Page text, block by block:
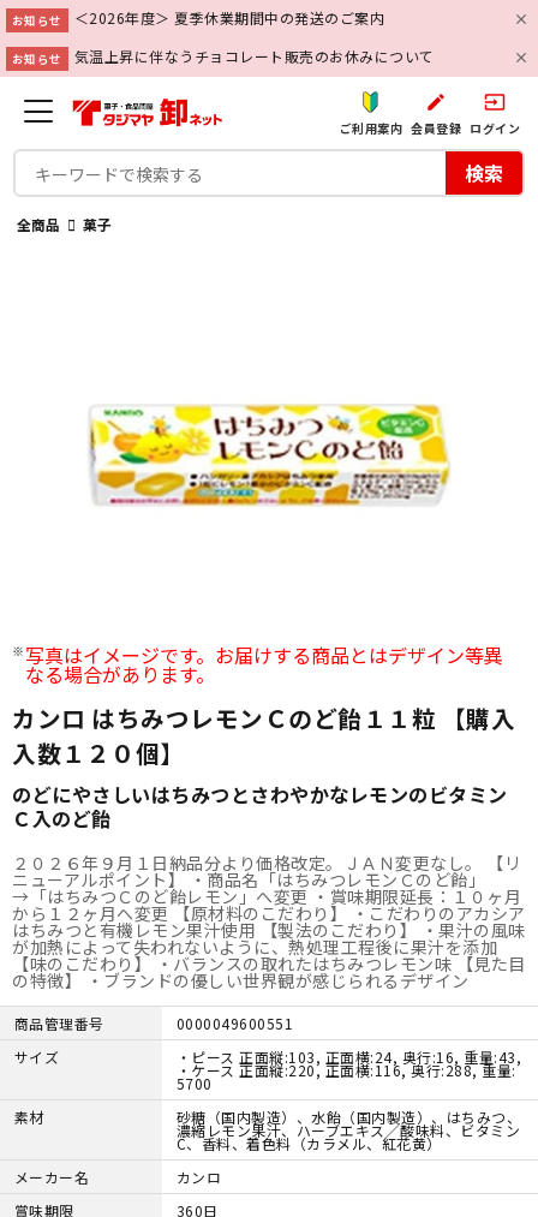
お知らせ ＜2026年度＞ 夏季休業期間中の発送のご案内
お知らせ 気温上昇に伴なうチョコレート販売のお休みについて
ご利用案内
create
会員登録
input
ログイン
検索
全商品 菓子
写真はイメージです。お届けする商品とはデザイン等異
なる場合があります。
カンロ はちみつレモンＣのど飴１１粒 【購入
入数１２０個】
のどにやさしいはちみつとさわやかなレモンのビタミン
Ｃ入のど飴
２０２６年９月１日納品分より価格改定。ＪＡＮ変更なし。 【リ
ニューアルポイント】 ・商品名「はちみつレモンＣのど飴」
→「はちみつＣのど飴レモン」へ変更 ・賞味期限延長：１０ヶ月
から１２ヶ月へ変更 【原材料のこだわり】 ・こだわりのアカシア
はちみつと有機レモン果汁使用 【製法のこだわり】 ・果汁の風味
が加熱によって失われないように、熱処理工程後に果汁を添加
【味のこだわり】 ・バランスの取れたはちみつレモン味 【見た目
の特徴】 ・ブランドの優しい世界観が感じられるデザイン
商品管理番号
0000049600551
サイズ
・ピース 正面縦:103, 正面横:24, 奥行:16, 重量:43,
・ケース 正面縦:220, 正面横:116, 奥行:288, 重量:
5700
素材
砂糖（国内製造）、水飴（国内製造）、はちみつ、
濃縮レモン果汁、ハーブエキス／酸味料、ビタミン
C、香料、着色料（カラメル、紅花黄）
メーカー名
カンロ
賞味期限
360日